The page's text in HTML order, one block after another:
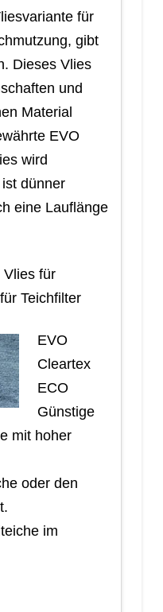
für
gibt
Dieses Vlies
und
Material
EVO
wird
dünner
eine Lauflänge
Vlies für
Teichfilter
EVO
Cleartex
ECO
Günstige
mit hoher
oder den
im